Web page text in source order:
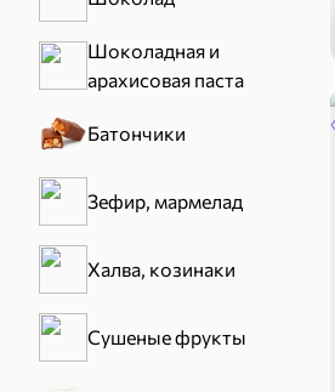
Шоколадная и
арахисовая паста
Батончики
Зефир, мармелад
Халва, козинаки
Сушеные фрукты